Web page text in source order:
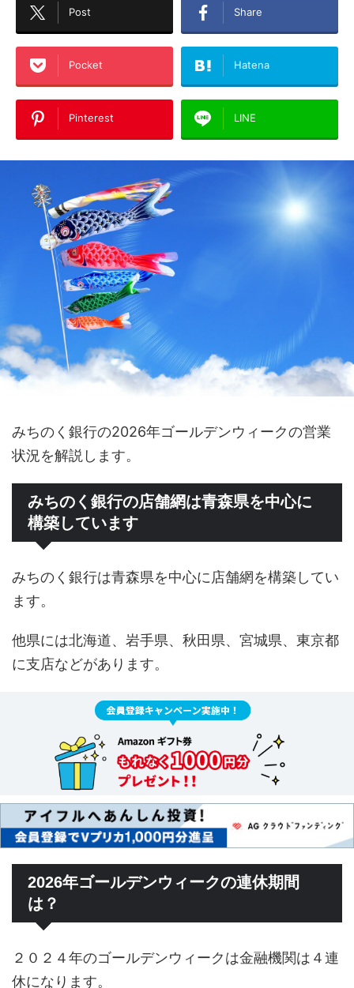
Post Share
Pocket Hatena
Pinterest LINE
みちのく銀行の2026年ゴールデンウィークの営業
状況を解説します。
みちのく銀行の店舗網は青森県を中心に
構築しています
みちのく銀行は青森県を中心に店舗網を構築してい
ます。
他県には北海道、岩手県、秋田県、宮城県、東京都
に支店などがあります。
2026年ゴールデンウィークの連休期間
は？
２０２４年のゴールデンウィークは金融機関は４連
休になります。